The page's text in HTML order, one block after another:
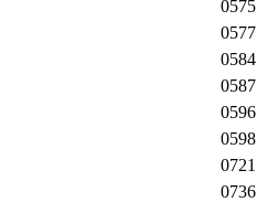
0575
0577
0584
0587
0596
0598
0721
0736